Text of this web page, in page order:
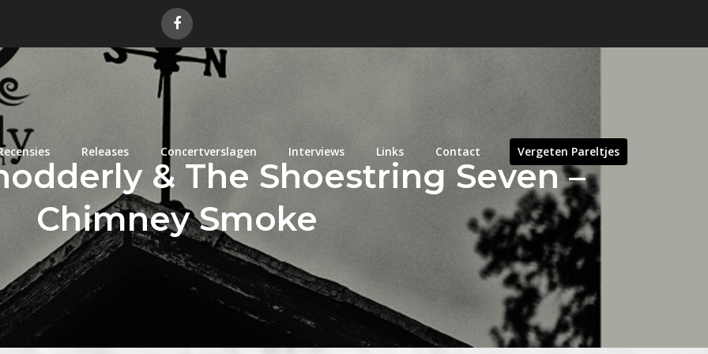
Releases Concertverslagen Interviews Links Contact Vergeten Pareltjes
& The Shoestring Seven –
Chimney Smoke